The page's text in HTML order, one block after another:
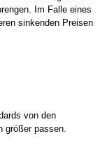
Im Falle eines
sinkenden Preisen
von den
größer passen.